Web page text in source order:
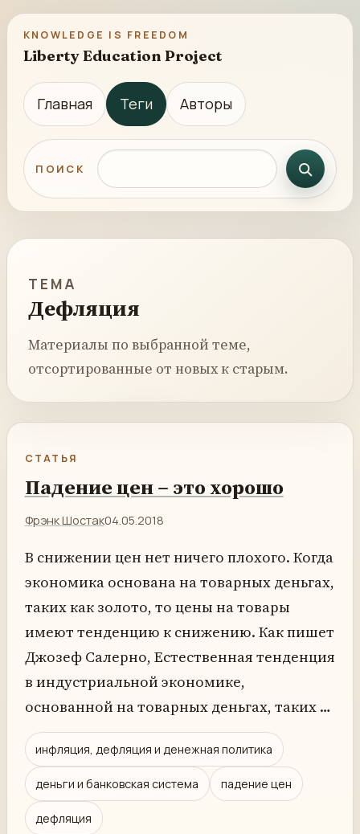
KNOWLEDGE IS FREEDOM
Liberty Education Project
Главная Теги Авторы
ПОИСК Поиск по сайту
ТЕМА
Дефляция
Материалы по выбранной теме,
отсортированные от новых к старым.
СТАТЬЯ
Падение цен – это хорошо
Фрэнк Шостак04.05.2018
В снижении цен нет ничего плохого. Когда
экономика основана на товарных деньгах,
таких как золото, то цены на товары
имеют тенденцию к снижению. Как пишет
Джозеф Салерно, Естественная тенденция
в индустриальной экономике,
основанной на товарных деньгах, таких …
инфляция, дефляция и денежная политика
деньги и банковская система падение цен
дефляция